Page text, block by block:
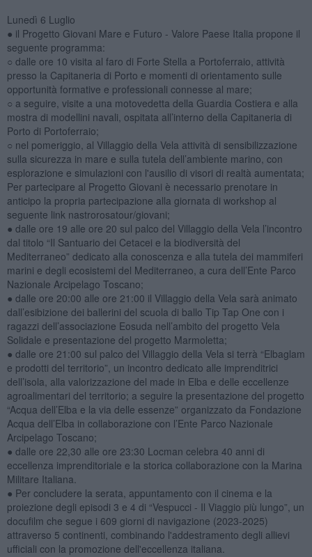
Lunedì 6 Luglio
● il Progetto Giovani Mare e Futuro - Valore Paese Italia propone il
seguente programma:
○ dalle ore 10 visita al faro di Forte Stella a Portoferraio, attività
presso la Capitaneria di Porto e momenti di orientamento sulle
opportunità formative e professionali connesse al mare;
○ a seguire, visite a una motovedetta della Guardia Costiera e alla
mostra di modellini navali, ospitata all’interno della Capitaneria di
Porto di Portoferraio;
○ nel pomeriggio, al Villaggio della Vela attività di sensibilizzazione
sulla sicurezza in mare e sulla tutela dell’ambiente marino, con
esplorazione e simulazioni con l'ausilio di visori di realtà aumentata;
Per partecipare al Progetto Giovani è necessario prenotare in
anticipo la propria partecipazione alla giornata di workshop al
seguente link nastrorosatour/giovani;
● dalle ore 19 alle ore 20 sul palco del Villaggio della Vela l’incontro
dal titolo “Il Santuario dei Cetacei e la biodiversità del
Mediterraneo” dedicato alla conoscenza e alla tutela dei mammiferi
marini e degli ecosistemi del Mediterraneo, a cura dell’Ente Parco
Nazionale Arcipelago Toscano;
● dalle ore 20:00 alle ore 21:00 il Villaggio della Vela sarà animato
dall’esibizione dei ballerini del scuola di ballo Tip Tap One con i
ragazzi dell’associazione Eosuda nell’ambito del progetto Vela
Solidale e presentazione del progetto Marmoletta;
● dalle ore 21:00 sul palco del Villaggio della Vela si terrà “Elbaglam
e prodotti del territorio”, un incontro dedicato alle imprenditrici
dell’isola, alla valorizzazione del made in Elba e delle eccellenze
agroalimentari del territorio; a seguire la presentazione del progetto
“Acqua dell’Elba e la via delle essenze” organizzato da Fondazione
Acqua dell’Elba in collaborazione con l’Ente Parco Nazionale
Arcipelago Toscano;
● dalle ore 22,30 alle ore 23:30 Locman celebra 40 anni di
eccellenza imprenditoriale e la storica collaborazione con la Marina
Militare Italiana.
● Per concludere la serata, appuntamento con il cinema e la
proiezione degli episodi 3 e 4 di “Vespucci - Il Viaggio più lungo”, un
docufilm che segue i 609 giorni di navigazione (2023-2025)
attraverso 5 continenti, combinando l'addestramento degli allievi
ufficiali con la promozione dell'eccellenza italiana.